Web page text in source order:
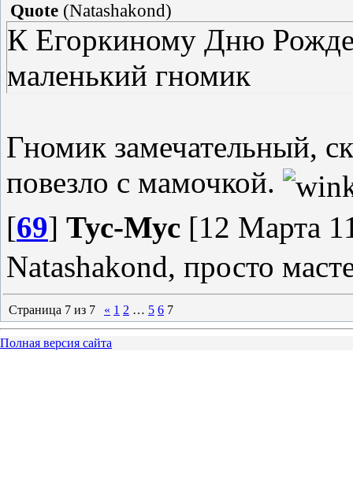
Quote (Natashakond)
К Егоркиному Дню
маленький гномик
Гномик замечательный,
повезло с мамочкой.
[69] Тус-Мус [12 Марта
Natashakond, просто
Страница 7 из 7 « 1 2 … 5 6 7
Полная версия сайта